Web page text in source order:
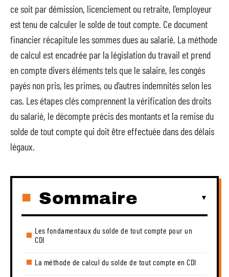
ce soit par démission, licenciement ou retraite, l’employeur
est tenu de calculer le solde de tout compte. Ce document
financier récapitule les sommes dues au salarié. La méthode
de calcul est encadrée par la législation du travail et prend
en compte divers éléments tels que le salaire, les congés
payés non pris, les primes, ou d’autres indemnités selon les
cas. Les étapes clés comprennent la vérification des droits
du salarié, le décompte précis des montants et la remise du
solde de tout compte qui doit être effectuée dans des délais
légaux.
Sommaire
Les fondamentaux du solde de tout compte pour un
CDI
La méthode de calcul du solde de tout compte en CDI